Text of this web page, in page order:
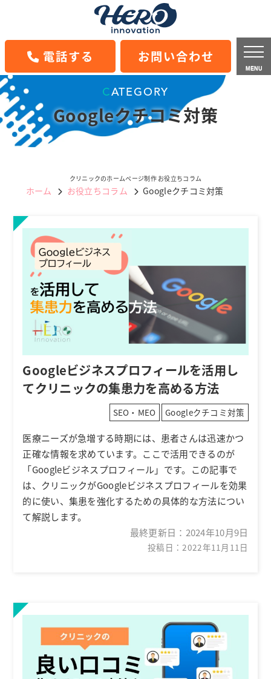
電話する お問い合わせ
MENU
CATEGORY
Googleクチコミ対策
クリニックのホームページ制作 お役立ちコラム
ホーム お役立ちコラム Googleクチコミ対策
Googleビジネスプロフィールを活用し
てクリニックの集患力を高める方法
SEO・MEO Googleクチコミ対策
医療ニーズが急増する時期には、患者さんは迅速かつ
正確な情報を求めています。ここで活用できるのが
「Googleビジネスプロフィール」です。この記事で
は、クリニックがGoogleビジネスプロフィールを効果
的に使い、集患を強化するための具体的な方法につい
て解説します。
最終更新日： 2024年10月9日
投稿日：2022年11月11日